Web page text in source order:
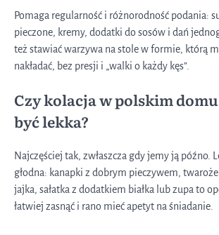
Pomaga regularność i różnorodność podania:
pieczone, kremy, dodatki do sosów i dań
też stawiać warzywa na stole w formie, którą
nakładać, bez presji i „walki o każdy kęs”.
Czy kolacja w polskim
być lekka?
Najczęściej tak, zwłaszcza gdy jemy ją późno.
głodna: kanapki z dobrym pieczywem,
jajka, sałatka z dodatkiem białka lub zupa to
łatwiej zasnąć i rano mieć apetyt na śniadanie.